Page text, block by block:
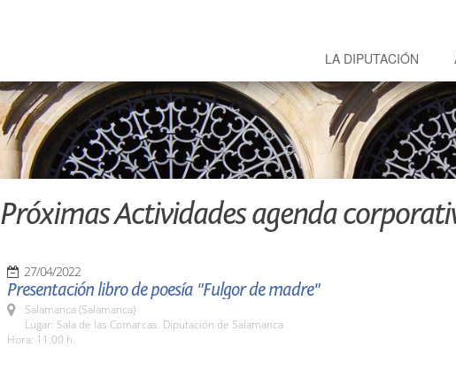
LA DIPUTACIÓN
Próximas Actividades agenda
27/04/2022
Presentación libro de poesía "Fulgor de madre"
Salamanca (Salamanca)
Lugar: Sala de las Comarcas. Diputación de Salamanca
Hora: 11:00 h.